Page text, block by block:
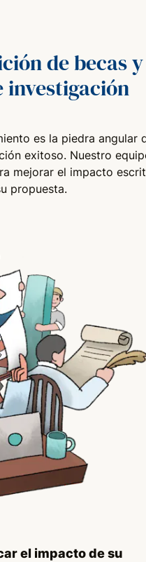
de becas y
investigación
es la piedra angular
exitoso. Nuestro
mejorar el impacto
propuesta.
el impacto de su